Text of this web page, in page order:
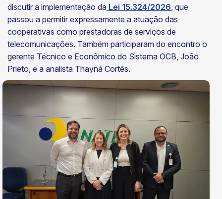
discutir a implementação da Lei 15.324/2026, que
passou a permitir expressamente a atuação das
cooperativas como prestadoras de serviços de
telecomunicações. Também participaram do encontro o
gerente Técnico e Econômico do Sistema OCB, João
Prieto, e a analista Thayná Cortês.